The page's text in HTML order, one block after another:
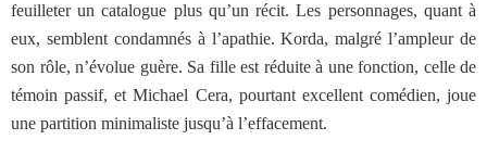
feuilleter un catalogue plus qu’un récit. Les personnages, quant à
eux, semblent condamnés à l’apathie. Korda, malgré l’ampleur de
son rôle, n’évolue guère. Sa fille est réduite à une fonction, celle de
témoin passif, et Michael Cera, pourtant excellent comédien, joue
une partition minimaliste jusqu’à l’effacement.